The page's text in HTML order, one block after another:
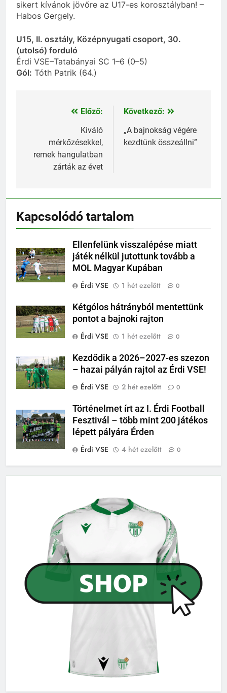
sikert kívánok jövőre az U17-es korosztályban! –
Habos Gergely.
U15, II. osztály, Középnyugati csoport, 30.
(utolsó) forduló
Érdi VSE–Tatabányai SC 1–6 (0–5)
Gól: Tóth Patrik (64.)
BejegyzésElőző:
Kiváló
mérkőzésekkel,
remek hangulatban
zárták az évet
Következő:
„A bajnokság végére
kezdtünk összeállni”
Kapcsolódó tartalom
Ellenfelünk visszalépése miatt
játék nélkül jutottunk tovább a
MOL Magyar Kupában
Érdi VSE
1 hét ezelőtt 0
Kétgólos hátrányból mentettünk
pontot a bajnoki rajton
Érdi VSE
1 hét ezelőtt 0
Kezdődik a 2026–2027-es szezon
– hazai pályán rajtol az Érdi VSE!
Érdi VSE
2 hét ezelőtt 0
Történelmet írt az I. Érdi Football
Fesztivál – több mint 200 játékos
lépett pályára Érden
Érdi VSE
4 hét ezelőtt 0